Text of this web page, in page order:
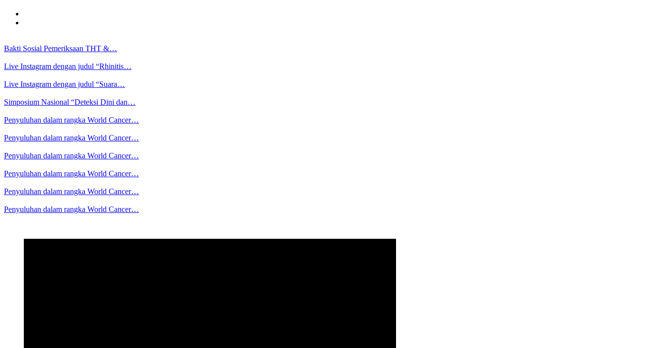
Bakti Sosial Pemeriksaan THT &…
Live Instagram dengan judul “Rhinitis…
Live Instagram dengan judul “Suara…
Simposium Nasional “Deteksi Dini dan…
Penyuluhan dalam rangka World Cancer…
Penyuluhan dalam rangka World Cancer…
Penyuluhan dalam rangka World Cancer…
Penyuluhan dalam rangka World Cancer…
Penyuluhan dalam rangka World Cancer…
Penyuluhan dalam rangka World Cancer…